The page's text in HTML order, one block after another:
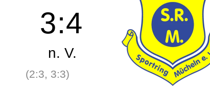
3:4
n. V.
(2:3, 3:3)